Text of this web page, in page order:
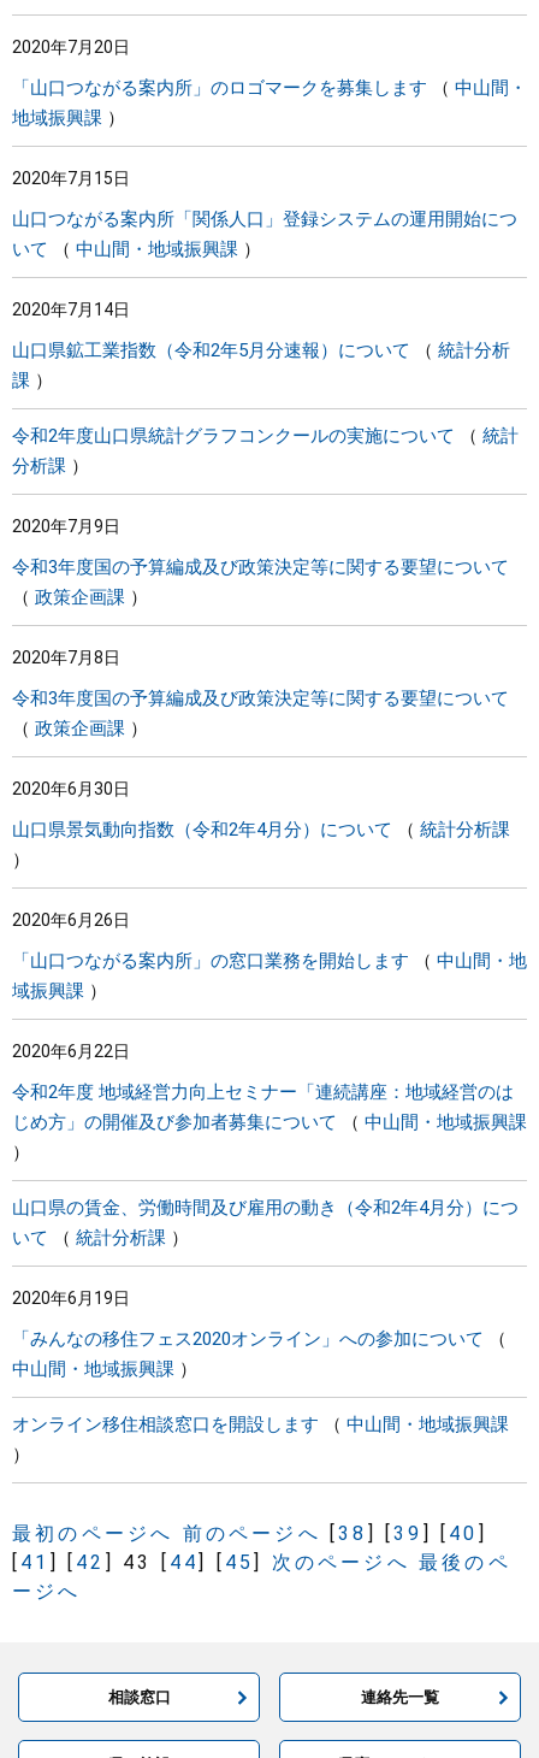
2020年7月20日
「山口つながる案内所」のロゴマークを募集します
中山間・
地域振興課
2020年7月15日
山口つながる案内所「関係人口」登録システムの運用開始につ
いて
中山間・地域振興課
2020年7月14日
山口県鉱工業指数（令和2年5月分速報）について
統計分析
課
令和2年度山口県統計グラフコンクールの実施について
統計
分析課
2020年7月9日
令和3年度国の予算編成及び政策決定等に関する要望について
政策企画課
2020年7月8日
令和3年度国の予算編成及び政策決定等に関する要望について
政策企画課
2020年6月30日
山口県景気動向指数（令和2年4月分）について 統計分析課
2020年6月26日
「山口つながる案内所」の窓口業務を開始します
中山間・地
域振興課
2020年6月22日
令和2年度 地域経営力向上セミナー「連続講座：地域経営のは
じめ方」の開催及び参加者募集について
中山間・地域振興課
山口県の賃金、労働時間及び雇用の動き（令和2年4月分）につ
いて
統計分析課
2020年6月19日
「みんなの移住フェス2020オンライン」への参加について
中山間・地域振興課
オンライン移住相談窓口を開設します 中山間・地域振興課
最初のページへ 前のページへ [38 ] [39 ] [ 40 ]
[ 41 ] [ 42 ] 43 [ 44] [ 45] 次のページへ 最後のペ
ージへ
相談窓口 連絡先一覧